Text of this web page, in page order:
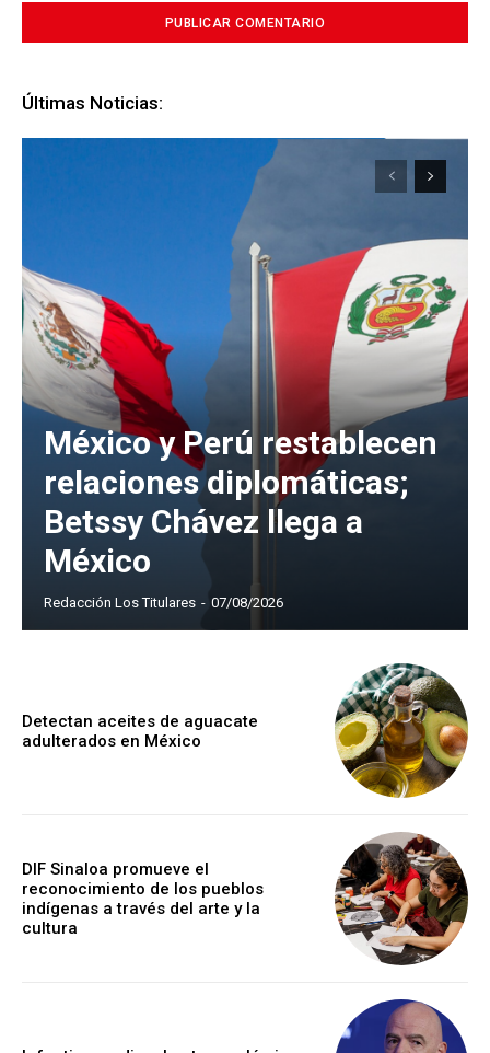
Últimas Noticias:
México y Perú restablecen
relaciones diplomáticas;
Betssy Chávez llega a
México
Redacción Los Titulares - 07/08/2026
Detectan aceites de aguacate
adulterados en México
DIF Sinaloa promueve el
reconocimiento de los pueblos
indígenas a través del arte y la
cultura